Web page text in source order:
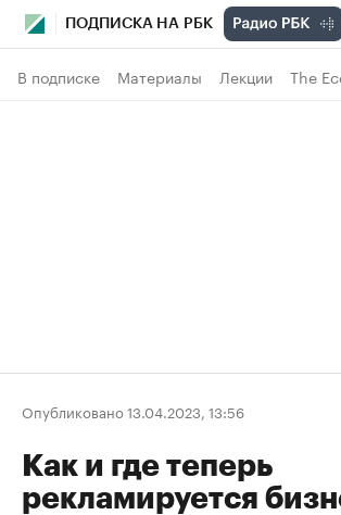
ПОДПИСКА НА РБК
В подписке Материалы Лекции The
Опубликовано 13.04.2023, 13:56
Как и где теперь
рекламируется